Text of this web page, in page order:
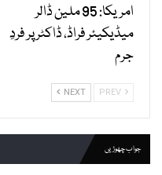
امریکا: 95 ملین ڈالر
میڈیکیئر فراڈ، ڈاکٹر پر فردِ
جرم
NEXT
جواب چھوڑیں